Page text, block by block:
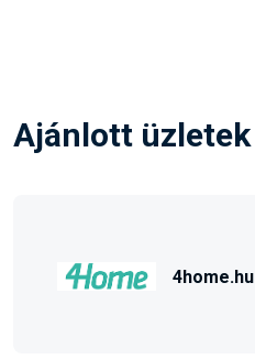
Ajánlott üzletek
4home.hu